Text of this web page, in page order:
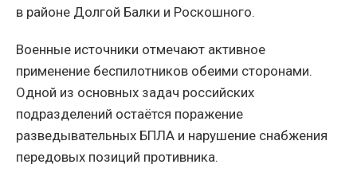
в районе Долгой Балки и Роскошного.
Военные источники отмечают активное
применение беспилотников обеими сторонами.
Одной из основных задач российских
подразделений остаётся поражение
разведывательных БПЛА и нарушение снабжения
передовых позиций противника.